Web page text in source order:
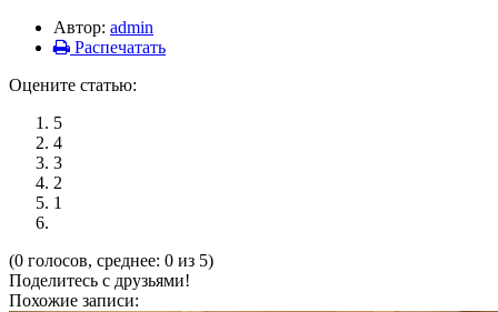
Автор: admin
Распечатать
Оцените статью:
5
4
3
2
1
(0 голосов, среднее: 0 из 5)
Поделитесь с друзьями!
Похожие записи: